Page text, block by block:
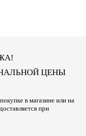
ЦЕНЫ
в магазине или на
при